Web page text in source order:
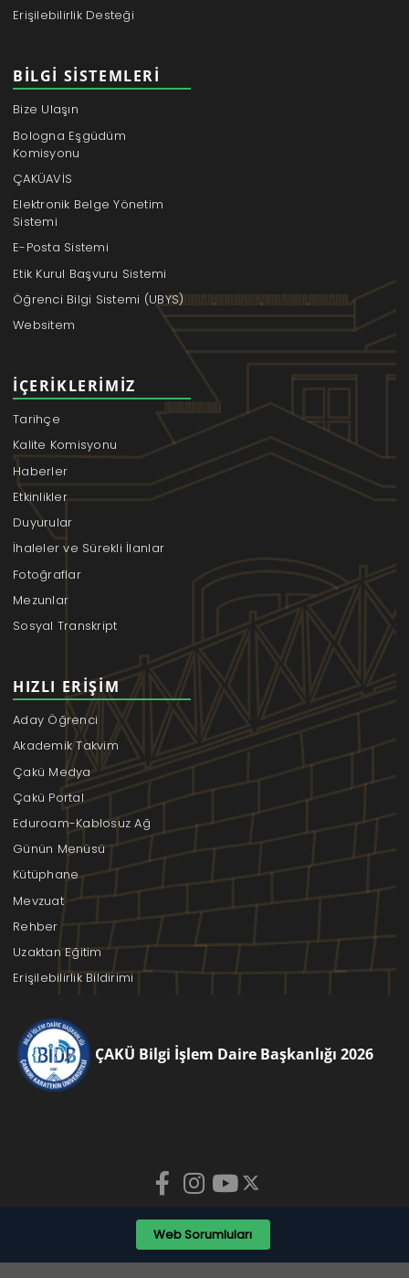
Erişilebilirlik Desteği
BILGI SISTEMLERI
Bize Ulaşın
Bologna Eşgüdüm
Komisyonu
ÇAKÜAVİS
Elektronik Belge Yönetim
Sistemi
E-Posta Sistemi
Etik Kurul Başvuru Sistemi
Öğrenci Bilgi Sistemi (UBYS)
Websitem
İÇERIKLERIMIZ
Tarihçe
Kalite Komisyonu
Haberler
Etkinlikler
Duyurular
İhaleler ve Sürekli İlanlar
Fotoğraflar
Mezunlar
Sosyal Transkript
HIZLI ERIŞIM
Aday Öğrenci
Akademik Takvim
Çakü Medya
Çakü Portal
Eduroam-Kablosuz Ağ
Günün Menüsü
Kütüphane
Mevzuat
Rehber
Uzaktan Eğitim
Erişilebilirlik Bildirimi
ÇAKÜ Bilgi İşlem Daire Başkanlığı 2026
Web Sorumluları